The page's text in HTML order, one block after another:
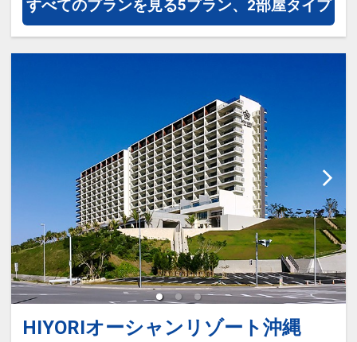
【お子様特典】
・無料で離乳食のご準備をいたしま
をご用意いたします
すべてのプランを見る5プラン、2部屋タイプ
HIYORIオーシャンリゾート沖縄